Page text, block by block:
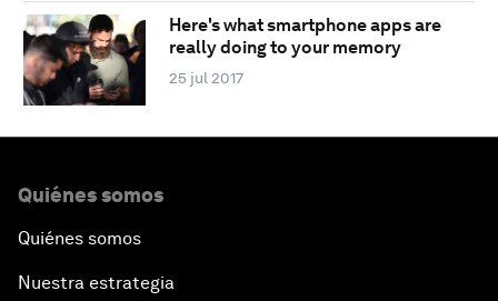
Here's what smartphone apps are
really doing to your memory
25 jul 2017
Quiénes somos
Quiénes somos
Nuestra estrategia